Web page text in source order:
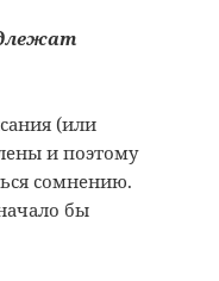
(или
и поэтому
сомнению.
бы